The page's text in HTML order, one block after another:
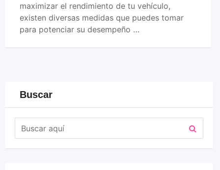
maximizar el rendimiento de tu vehículo,
existen diversas medidas que puedes tomar
para potenciar su desempeño …
Buscar